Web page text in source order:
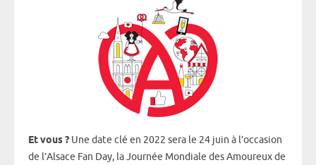
Et vous ? Une date clé en 2022 sera le 24 juin à l’occasion
de l’Alsace Fan Day, la Journée Mondiale des Amoureux de